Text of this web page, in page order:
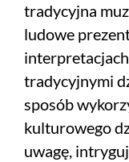
tradycyjna
ludowe
tradycyjnymi
sposób
kulturowego
uwagę,